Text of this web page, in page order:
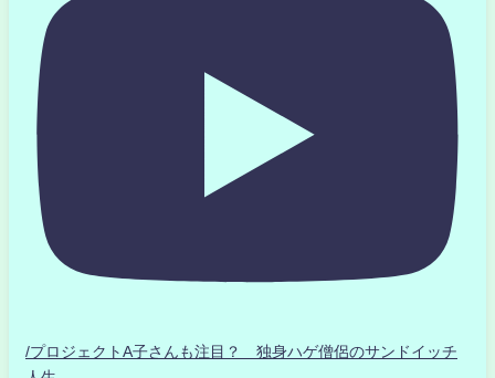
/プロジェクトA子さんも注目？ 独身ハゲ僧侶のサンドイッチ